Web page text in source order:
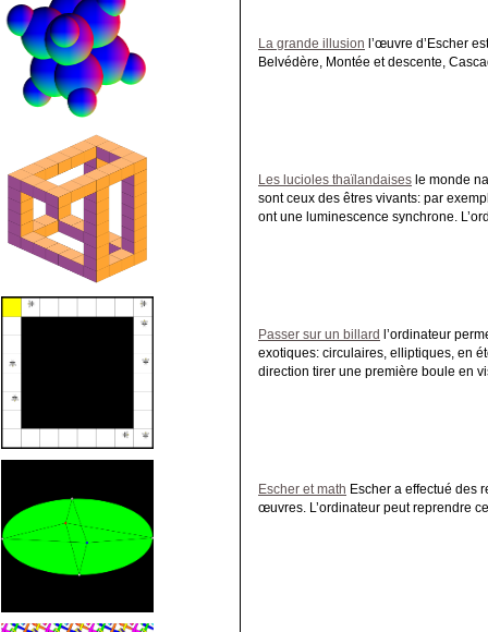
La grande illusion l’œuvre d’Escher
Belvédère, Montée et descente,
Les lucioles thaïlandaises le monde
sont ceux des êtres vivants: par
ont une luminescence synchrone.
Passer sur un billard l’ordinateur
exotiques: circulaires, elliptiques, en
direction tirer une première boule en
Escher et math Escher a effectué des
œuvres. L’ordinateur peut reprendre